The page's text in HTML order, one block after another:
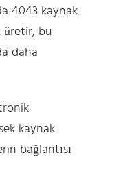
4043 kaynak
üretir, bu
daha
kaynak
bağlantısı